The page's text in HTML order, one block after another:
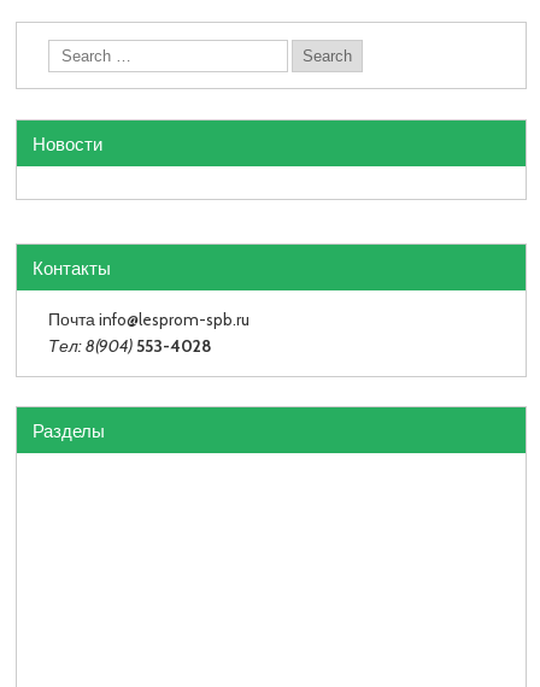
Новости
Контакты
Почта info@lesprom-spb.ru
Тел: 8(904) 553-4028
Разделы